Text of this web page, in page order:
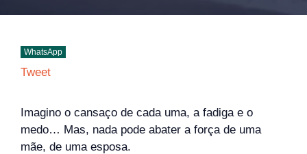
WhatsApp
Tweet
Imagino o cansaço de cada uma, a fadiga e o
medo… Mas, nada pode abater a força de uma
mãe, de uma esposa.